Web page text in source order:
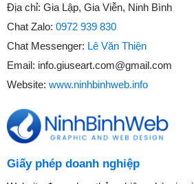
Địa chỉ: Gia Lập, Gia Viễn, Ninh Bình
Chat Zalo: 0972 939 830
Chat Messenger: Lê Văn Thiện
Email: info.giuseart.com@gmail.com
Website: www.ninhbinhweb.info
Giấy phép doanh nghiệp